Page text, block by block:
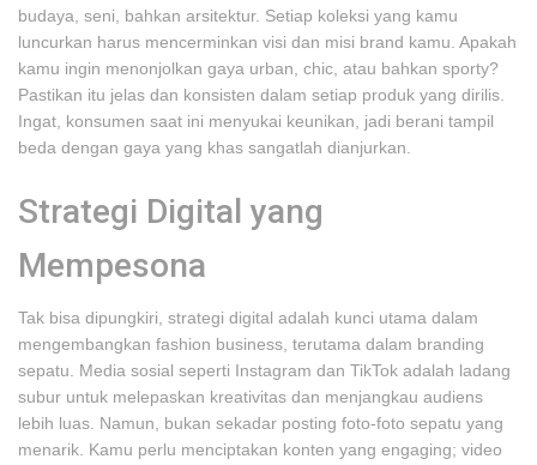
budaya, seni, bahkan arsitektur. Setiap koleksi yang kamu
luncurkan harus mencerminkan visi dan misi brand kamu. Apakah
kamu ingin menonjolkan gaya urban, chic, atau bahkan sporty?
Pastikan itu jelas dan konsisten dalam setiap produk yang dirilis.
Ingat, konsumen saat ini menyukai keunikan, jadi berani tampil
beda dengan gaya yang khas sangatlah dianjurkan.
Strategi Digital yang
Mempesona
Tak bisa dipungkiri, strategi digital adalah kunci utama dalam
mengembangkan fashion business, terutama dalam branding
sepatu. Media sosial seperti Instagram dan TikTok adalah ladang
subur untuk melepaskan kreativitas dan menjangkau audiens
lebih luas. Namun, bukan sekadar posting foto-foto sepatu yang
menarik. Kamu perlu menciptakan konten yang engaging; video